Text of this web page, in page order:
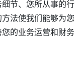
节、您所从事的行
法使我们能够为您
的业务运营和财务